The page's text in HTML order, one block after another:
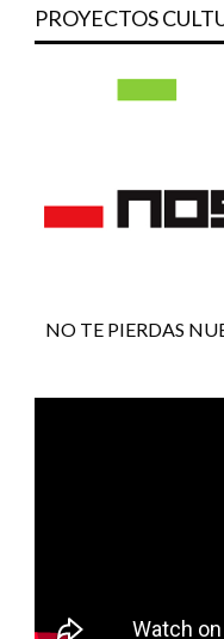
PROYECTOS
NO TE PIERDAS